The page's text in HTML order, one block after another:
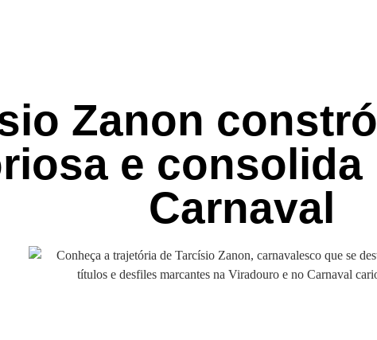
Zanon
e consolida
Carnaval